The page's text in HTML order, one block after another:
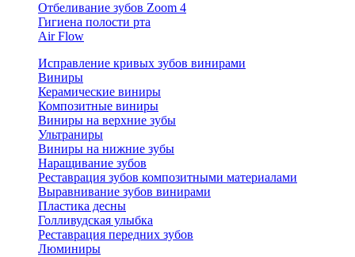
Отбеливание зубов Zoom 4
Гигиена полости рта
Air Flow
Исправление кривых зубов винирами
Виниры
Керамические виниры
Композитные виниры
Виниры на верхние зубы
Ультраниры
Виниры на нижние зубы
Наращивание зубов
Реставрация зубов композитными материалами
Выравнивание зубов винирами
Пластика десны
Голливудская улыбка
Реставрация передних зубов
Люминиры